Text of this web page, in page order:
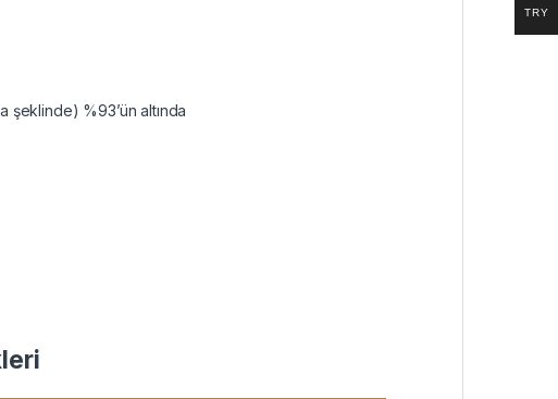
şeklinde) %93’ün altında
TRY